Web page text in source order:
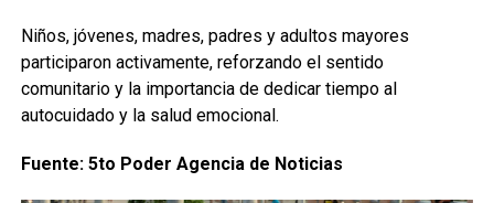
Niños, jóvenes, madres, padres y adultos mayores
participaron activamente, reforzando el sentido
comunitario y la importancia de dedicar tiempo al
autocuidado y la salud emocional.
Fuente: 5to Poder Agencia de Noticias